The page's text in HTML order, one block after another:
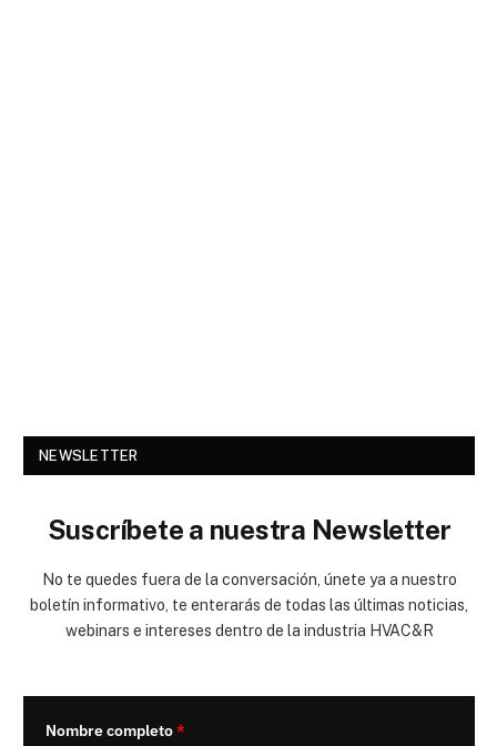
NEWSLETTER
Suscríbete a nuestra Newsletter
No te quedes fuera de la conversación, únete ya a nuestro
boletín informativo, te enterarás de todas las últimas noticias,
webinars e intereses dentro de la industria HVAC&R
Nombre completo*